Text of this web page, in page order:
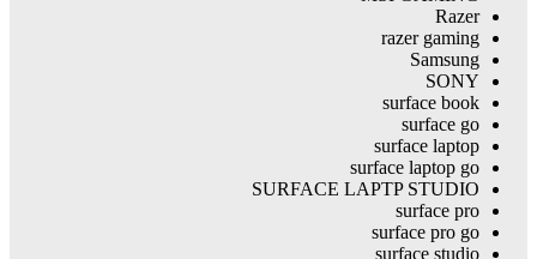
Razer
razer gaming
Samsung
SONY
surface book
surface go
surface laptop
surface laptop go
SURFACE LAPTP STUDIO
surface pro
surface pro go
surface studio